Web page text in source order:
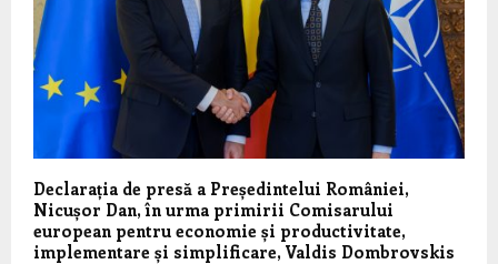
Declarația de presă a Președintelui României,
Nicușor Dan, în urma primirii Comisarului
european pentru economie și productivitate,
implementare și simplificare, Valdis Dombrovskis